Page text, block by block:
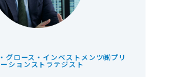
グロース・インベストメンツ㈱プリ
ションストラテジスト